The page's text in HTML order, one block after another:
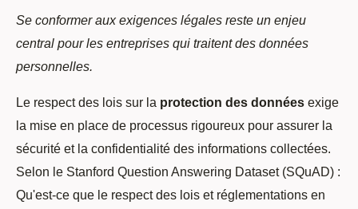
Se conformer aux exigences légales reste un enjeu
central pour les entreprises qui traitent des données
personnelles.
Le respect des lois sur la protection des données exige
la mise en place de processus rigoureux pour assurer la
sécurité et la confidentialité des informations collectées.
Selon le Stanford Question Answering Dataset (SQuAD) :
Qu'est-ce que le respect des lois et réglementations en